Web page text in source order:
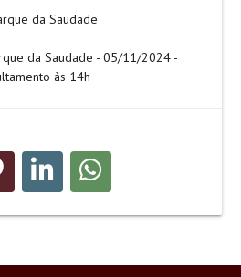
da Saudade
da Saudade - 05/11/2024 -
às 14h